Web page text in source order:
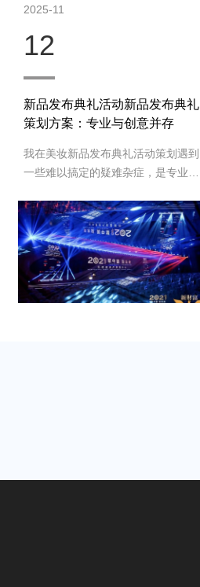
2025-11
12
新品发布典礼活动新品发布典礼
策划方案：专业与创意并存
我在美妆新品发布典礼活动策划遇到
一些难以搞定的疑难杂症，是专业新
助我完成，而且也是设计构想有创
意，重点考虑设计安排，整个美妆新
品发布典礼活动策划完美对应，下次
有需要还会选择乐野策划。